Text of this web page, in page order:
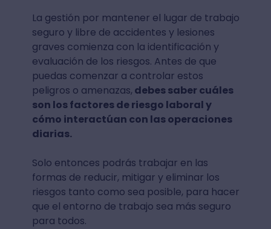
La gestión por mantener el lugar de trabajo
seguro y libre de accidentes y lesiones
graves comienza con la identificación y
evaluación de los riesgos. Antes de que
puedas comenzar a controlar estos
peligros o amenazas, debes saber cuáles
son los factores de riesgo laboral y
cómo interactúan con las operaciones
diarias.
Solo entonces podrás trabajar en las
formas de reducir, mitigar y eliminar los
riesgos tanto como sea posible, para hacer
que el entorno de trabajo sea más seguro
para todos.